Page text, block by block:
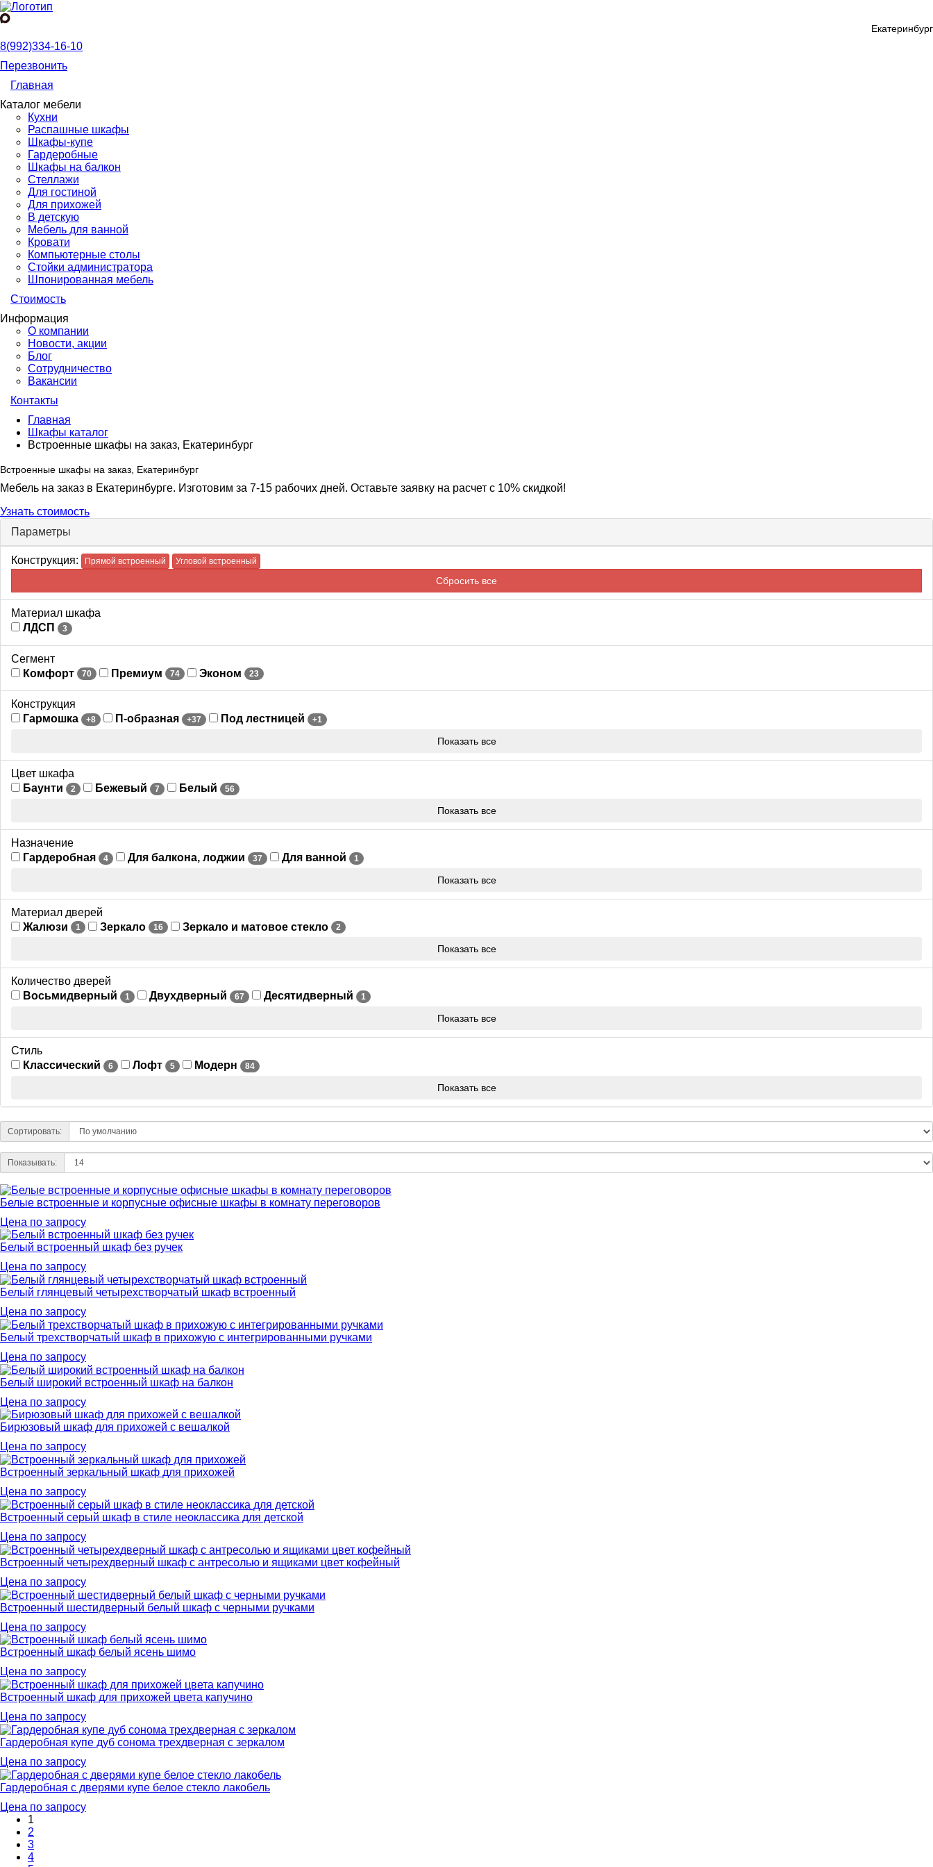
Екатеринбург
8(992)334-16-10
Перезвонить
Главная
Каталог мебели
Кухни
Распашные шкафы
Шкафы-купе
Гардеробные
Шкафы на балкон
Стеллажи
Для гостиной
Для прихожей
В детскую
Мебель для ванной
Кровати
Компьютерные столы
Стойки администратора
Шпонированная мебель
Стоимость
Информация
О компании
Новости, акции
Блог
Сотрудничество
Вакансии
Контакты
Главная
Шкафы каталог
Встроенные шкафы на заказ, Екатеринбург
Встроенные шкафы на заказ, Екатеринбург
Мебель на заказ в Екатеринбурге. Изготовим за 7-15 рабочих дней. Оставьте заявку на расчет с 10% скидкой!
Узнать стоимость
Параметры
Конструкция: Прямой встроенный Угловой встроенный
Сбросить все
Материал шкафа
ЛДСП
3
Сегмент
Комфорт
70 Премиум 74 Эконом 23
Конструкция
Гармошка
+8 П-образная +37 Под лестницей +1
Показать все
Цвет шкафа
Баунти
2 Бежевый 7 Белый 56
Показать все
Назначение
Гардеробная
4 Для балкона, лоджии 37 Для ванной 1
Показать все
Материал дверей
Жалюзи
1 Зеркало 16 Зеркало и матовое стекло 2
Показать все
Количество дверей
Восьмидверный
1 Двухдверный 67 Десятидверный 1
Показать все
Стиль
Классический
6 Лофт 5 Модерн 84
Показать все
Сортировать:
Показывать:
Белые встроенные и корпусные офисные шкафы в комнату переговоров
Цена по запросу
Белый встроенный шкаф без ручек
Цена по запросу
Белый глянцевый четырехстворчатый шкаф встроенный
Цена по запросу
Белый трехстворчатый шкаф в прихожую с интегрированными ручками
Цена по запросу
Белый широкий встроенный шкаф на балкон
Цена по запросу
Бирюзовый шкаф для прихожей с вешалкой
Цена по запросу
Встроенный зеркальный шкаф для прихожей
Цена по запросу
Встроенный серый шкаф в стиле неоклассика для детской
Цена по запросу
Встроенный четырехдверный шкаф с антресолью и ящиками цвет кофейный
Цена по запросу
Встроенный шестидверный белый шкаф с черными ручками
Цена по запросу
Встроенный шкаф белый ясень шимо
Цена по запросу
Встроенный шкаф для прихожей цвета капучино
Цена по запросу
Гардеробная купе дуб сонома трехдверная с зеркалом
Цена по запросу
Гардеробная с дверями купе белое стекло лакобель
Цена по запросу
1
2
3
4